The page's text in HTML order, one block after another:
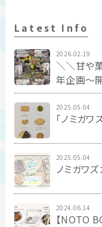
Latest Info
2026.02.19
＼＼甘や
年企画〜
2025.05.04
「ノミガ
2025.05.04
ノミガワ
2024.06.14
【NOTO